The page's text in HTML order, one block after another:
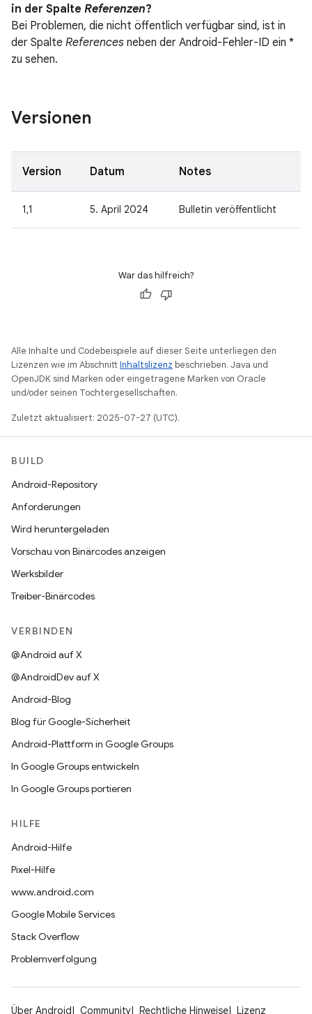
in der Spalte Referenzen?
Bei Problemen, die nicht öffentlich verfügbar sind, ist in
der Spalte References neben der Android-Fehler-ID ein *
zu sehen.
Versionen
Version Datum Notes
1,1 5. April 2024 Bulletin veröffentlicht
War das hilfreich?
Alle Inhalte und Codebeispiele auf dieser Seite unterliegen den
Lizenzen wie im AbschnittInhaltslizenz beschrieben. Java und
OpenJDK sind Marken oder eingetragene Marken von Oracle
und/oder seinen Tochtergesellschaften.
Zuletzt aktualisiert: 2025-07-27 (UTC).
BUILD
Android-Repository
Anforderungen
Wird heruntergeladen
Vorschau von Binärcodes anzeigen
Werksbilder
Treiber-Binärcodes
VERBINDEN
@Android auf X
@AndroidDev auf X
Android-Blog
Blog für Google-Sicherheit
Android-Plattform in Google Groups
In Google Groups entwickeln
In Google Groups portieren
HILFE
Android-Hilfe
Pixel-Hilfe
www.android.com
Google Mobile Services
Stack Overflow
Problemverfolgung
Über Android Community Rechtliche Hinweise Lizenz